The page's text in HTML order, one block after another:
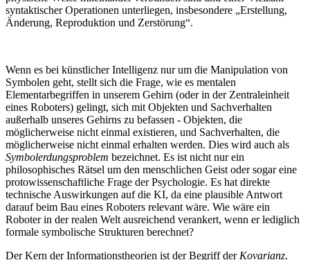
syntaktischer Operationen unterliegen, insbesondere „Erstellung,
Änderung, Reproduktion und Zerstörung“.
Wenn es bei künstlicher Intelligenz nur um die Manipulation von
Symbolen geht, stellt sich die Frage, wie es mentalen
Elementarbegriffen in unserem Gehirn (oder in der Zentraleinheit
eines Roboters) gelingt, sich mit Objekten und Sachverhalten
außerhalb unseres Gehirns zu befassen - Objekten, die
möglicherweise nicht einmal existieren, und Sachverhalten, die
möglicherweise nicht einmal erhalten werden. Dies wird auch als
Symbolerdungsproblem bezeichnet. Es ist nicht nur ein
philosophisches Rätsel um den menschlichen Geist oder sogar eine
protowissenschaftliche Frage der Psychologie. Es hat direkte
technische Auswirkungen auf die KI, da eine plausible Antwort
darauf beim Bau eines Roboters relevant wäre. Wie wäre ein
Roboter in der realen Welt ausreichend verankert, wenn er lediglich
formale symbolische Strukturen berechnet?
Der Kern der Informationstheorien ist der Begriff der Kovarianz.